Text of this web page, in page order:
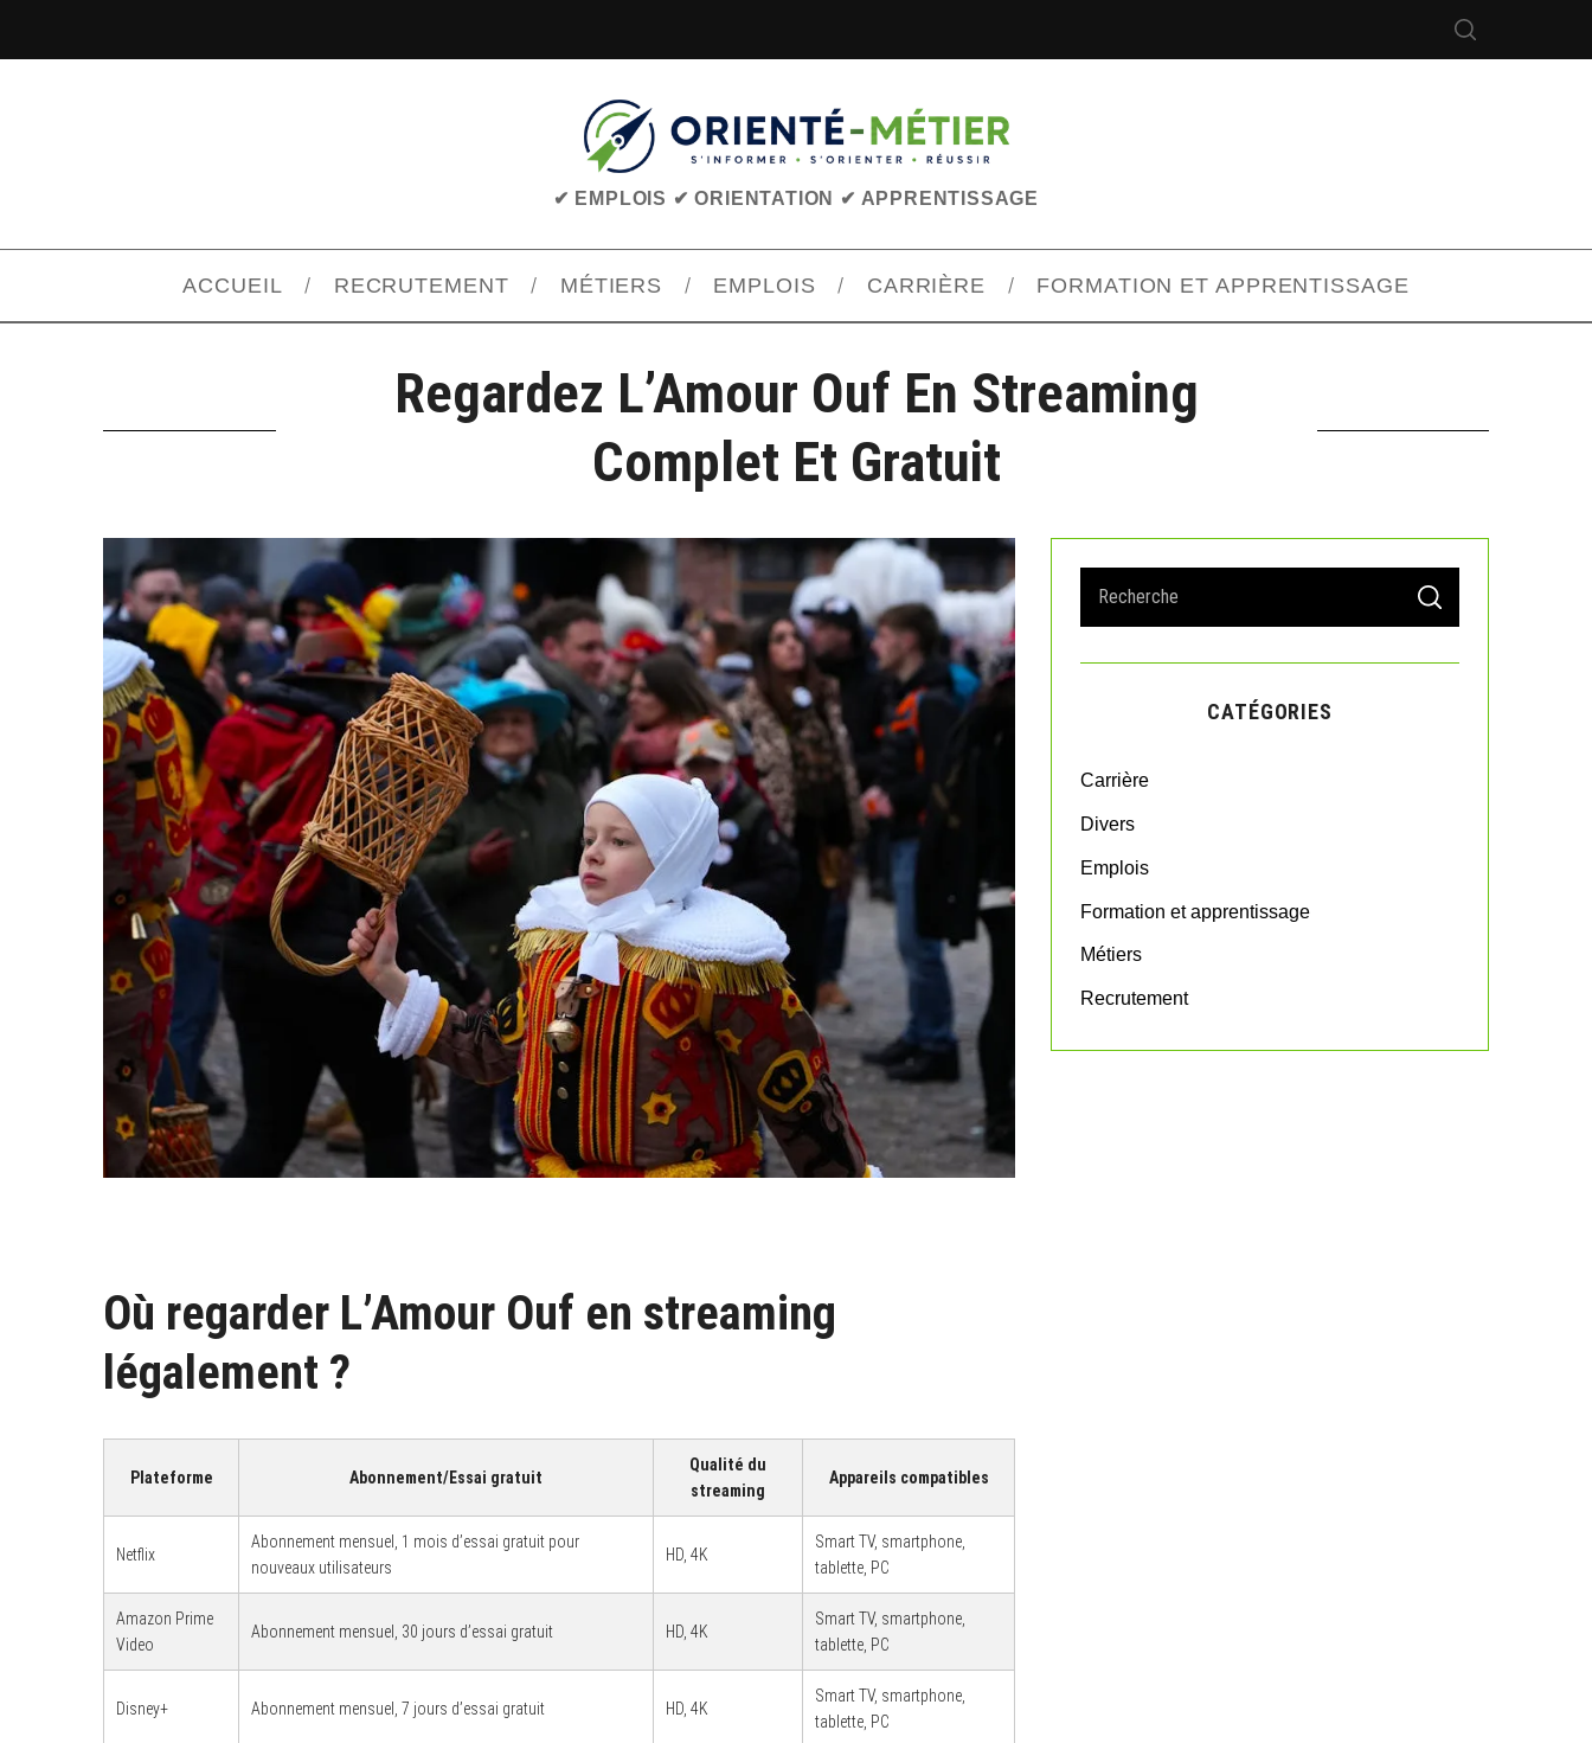
✔ EMPLOIS ✔ ORIENTATION ✔ APPRENTISSAGE
ACCUEIL RECRUTEMENT MÉTIERS EMPLOIS CARRIÈRE FORMATION ET APPRENTISSAGE
Regardez L’Amour Ouf En Streaming
Complet Et Gratuit
Où regarder L’Amour Ouf en streaming
légalement ?
Plateforme Abonnement/Essai gratuit
Qualité du
streaming
Appareils compatibles
Netflix
Abonnement mensuel, 1 mois d’essai gratuit pour
nouveaux utilisateurs
HD, 4K
Smart TV, smartphone,
tablette, PC
Amazon Prime
Video
Abonnement mensuel, 30 jours d’essai gratuit HD, 4K
Smart TV, smartphone,
tablette, PC
Disney+ Abonnement mensuel, 7 jours d’essai gratuit HD, 4K
Smart TV, smartphone,
tablette, PC
a
r
o
S
A
C
CATÉGORIES
Carrière
Divers
Emplois
Formation et apprentissage
Métiers
Recrutement